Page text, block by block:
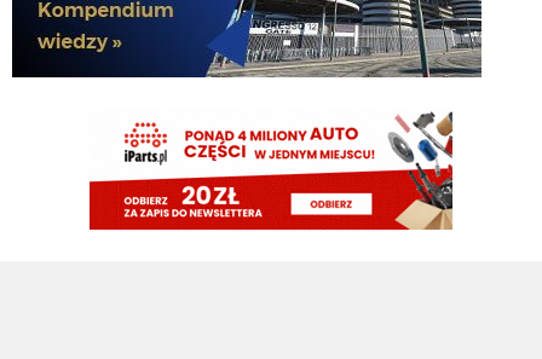
Teoretycznie tak. W dwóch pierwszych sezonach za Szymka Barella mocno
był przyklejony do prawej strony i w konstrukcji grał jako prawy pomocnik.
Tifosinho 09.08.2026 15:10
09.08.2026 14:48
Myślicie, że z Barelli byłby dobry wahadłowy ?